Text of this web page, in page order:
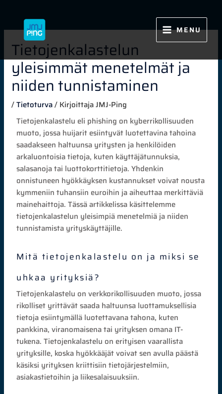
sisältöön
MENU
Tietojenkalastelun
yleisimmät menetelmät ja
niiden tunnistaminen
/Tietoturva/ KirjoittajaJMJ-Ping
Tietojenkalastelu eli phishing on kyberrikollisuuden
muoto, jossa huijarit esiintyvät luotettavina tahoina
saadakseen haltuunsa yritysten ja henkilöiden
arkaluontoisia tietoja, kuten käyttäjätunnuksia,
salasanoja tai luottokorttitietoja. Yhdenkin
onnistuneen hyökkäyksen kustannukset voivat nousta
kymmeniin tuhansiin euroihin ja aiheuttaa merkittäviä
mainehaittoja. Tässä artikkelissa käsittelemme
tietojenkalastelun yleisimpiä menetelmiä ja niiden
tunnistamista yrityskäyttäjille.
Mitä tietojenkalastelu on ja miksi se
uhkaa yrityksiä?
Tietojenkalastelu on verkkorikollisuuden muoto, jossa
rikolliset yrittävät saada haltuunsa luottamuksellisia
tietoja esiintymällä luotettavana tahona, kuten
pankkina, viranomaisena tai yrityksen omana IT-
tukena. Tietojenkalastelu on erityisen vaarallista
yrityksille, koska hyökkääjät voivat sen avulla päästä
käsiksi yrityksen kriittisiin tietojärjestelmiin,
asiakastietoihin ja liikesalaisuuksiin.